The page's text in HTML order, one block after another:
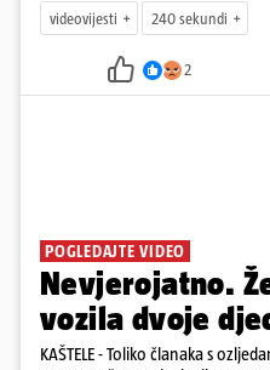
videovijesti 240 sekundi
2
POGLEDAJTE VIDEO
Nevjerojatno.
vozila dvoje
KAŠTELE - Toliko članaka s